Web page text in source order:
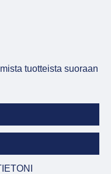
tuotteista suoraan